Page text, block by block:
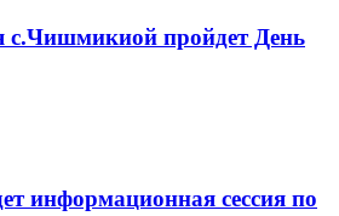
с.Чишмикиой пройдет День
информационная сессия по